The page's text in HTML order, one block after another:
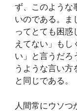
ず、このような
いのである。ま
ってとても困惑
えてない」もし
い」と言うだろ
うような言い方
と同じである。
人間常にウソつ